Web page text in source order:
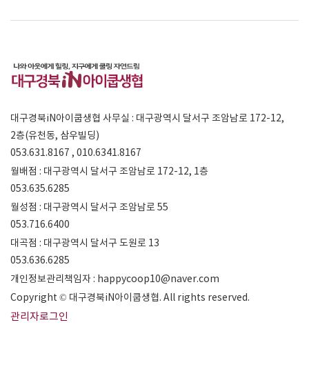
대구경북iN아이쿱생협 사무실 : 대구광역시 달서구 조암남로 172-12,
2층(유천동, 삼우빌딩)
053.631.8167 , 010.6341.8167
월배점 : 대구광역시 달서구 조암남로 172-12, 1층
053.635.6285
월성점 : 대구광역시 달서구 조암남로 55
053.716.6400
대곡점 : 대구광역시 달서구 도원로 13
053.636.6285
개인정보관리책임자 : happycoop10@naver.com
Copyright © 대구경북iN아이쿱생협. All rights reserved.
관리자로그인